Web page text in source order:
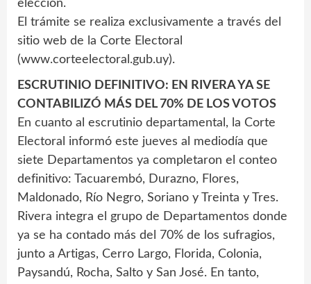
elección.
El trámite se realiza exclusivamente a través del
sitio web de la Corte Electoral
(www.corteelectoral.gub.uy).
ESCRUTINIO DEFINITIVO: EN RIVERA YA SE
CONTABILIZÓ MÁS DEL 70% DE LOS VOTOS
En cuanto al escrutinio departamental, la Corte
Electoral informó este jueves al mediodía que
siete Departamentos ya completaron el conteo
definitivo: Tacuarembó, Durazno, Flores,
Maldonado, Río Negro, Soriano y Treinta y Tres.
Rivera integra el grupo de Departamentos donde
ya se ha contado más del 70% de los sufragios,
junto a Artigas, Cerro Largo, Florida, Colonia,
Paysandú, Rocha, Salto y San José. En tanto,